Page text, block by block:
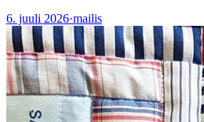
6. juuli 2026·mailis